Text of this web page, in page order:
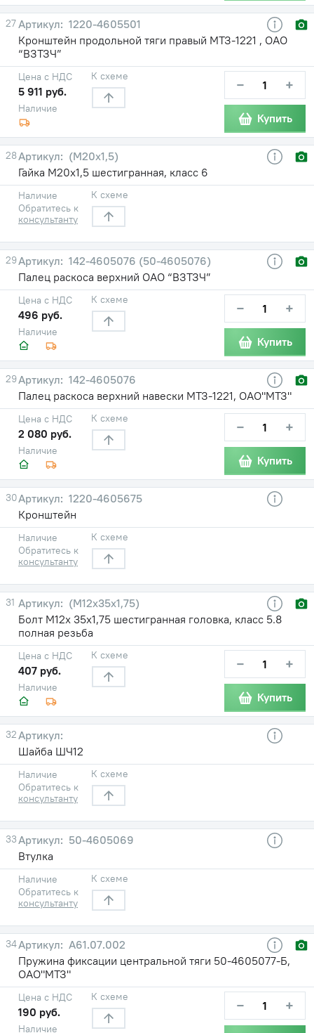
27
1220-4605501
Кронштейн продольной тяги правый МТЗ-1221 , ОАО
“ВЗТЗЧ”
Наличие
Цена с НДС
5 911 руб.
К схеме − +
Купить
28
(М20х1,5)
Гайка М20х1,5 шестигранная, класс 6
Наличие
Обратитесь к
консультанту
К схеме
29
142-4605076 (50-4605076)
Палец раскоса верхний ОАО “ВЗТЗЧ”
Наличие
Цена с НДС
496 руб.
К схеме − +
Купить
29
142-4605076
Палец раскоса верхний навески МТЗ-1221, ОАО"МТЗ"
Наличие
Цена с НДС
2 080 руб.
К схеме − +
Купить
30
1220-4605675
Кронштейн
Наличие
Обратитесь к
консультанту
К схеме
31
(М12х35х1,75)
Болт М12х 35х1,75 шестигранная головка, класс 5.8
полная резьба
Наличие
Цена с НДС
407 руб.
К схеме − +
Купить
32
Шайба ШЧ12
Наличие
Обратитесь к
консультанту
К схеме
33
50-4605069
Втулка
Наличие
Обратитесь к
консультанту
К схеме
34
А61.07.002
Пружина фиксации центральной тяги 50-4605077-Б,
ОАО"МТЗ"
Наличие
Цена с НДС
190 руб.
К схеме − +